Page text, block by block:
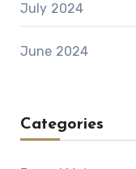
July 2024
June 2024
Categories